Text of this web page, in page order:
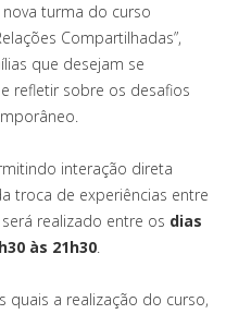
turma do curso
Compartilhadas”,
que desejam se
refletir sobre os desafios
interação direta
troca de experiências entre
realizado entre os dias
às 21h30.
a realização do curso,